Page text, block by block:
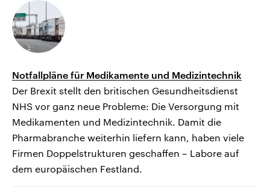
Notfallpläne für Medikamente und Medizintechnik
Der Brexit stellt den britischen Gesundheitsdienst
NHS vor ganz neue Probleme: Die Versorgung mit
Medikamenten und Medizintechnik. Damit die
Pharmabranche weiterhin liefern kann, haben viele
Firmen Doppelstrukturen geschaffen – Labore auf
dem europäischen Festland.